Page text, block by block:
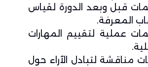
قبل وبعد الدورة لقياس
المعرفة.
عملية لتقييم المهارات
مناقشة لتبادل الآراء حول